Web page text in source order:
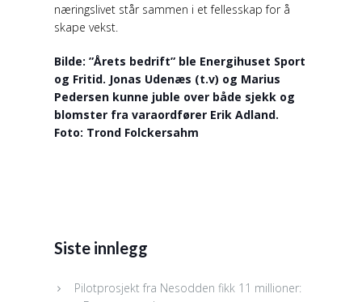
næringslivet står sammen i et fellesskap for å
skape vekst.
Bilde: ”Årets bedrift” ble Energihuset Sport
og Fritid. Jonas Udenæs (t.v) og Marius
Pedersen kunne juble over både sjekk og
blomster fra varaordfører Erik Adland.
Foto: Trond Folckersahm
Siste innlegg
Pilotprosjekt fra Nesodden fikk 11 millioner: